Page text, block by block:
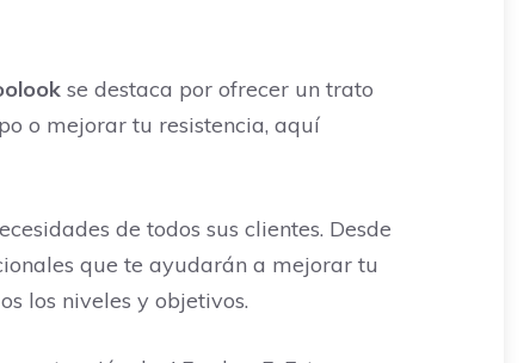
se destaca por ofrecer un trato
o mejorar tu resistencia, aquí
de todos sus clientes. Desde
que te ayudarán a mejorar tu
los niveles y objetivos.